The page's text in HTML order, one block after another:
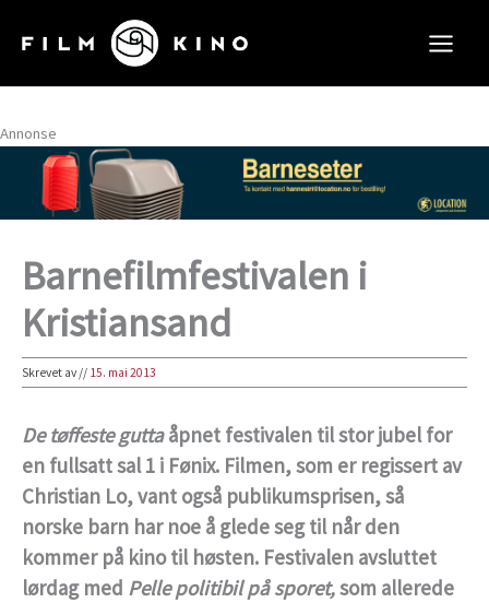
rett
innholdet
Annonse
Barnefilmfestivalen i
Kristiansand
Skrevet av// 15. mai 2013
De tøffeste guttaåpnet festivalen til stor jubel for
en fullsatt sal 1 i Fønix. Filmen, som er regissert av
Christian Lo, vant også publikumsprisen, så
norske barn har noe å glede seg til når den
kommer på kino til høsten. Festivalen avsluttet
lørdag med Pelle politibil på sporet,som allerede